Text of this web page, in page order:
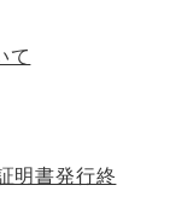
て
明書発行終